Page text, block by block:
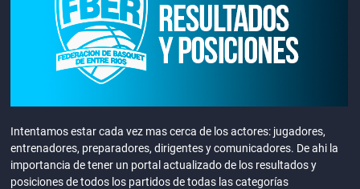
Intentamos estar cada vez mas cerca de los actores: jugadores,
entrenadores, preparadores, dirigentes y comunicadores. De ahi la
importancia de tener un portal actualizado de los resultados y
posiciones de todos los partidos de todas las categorías